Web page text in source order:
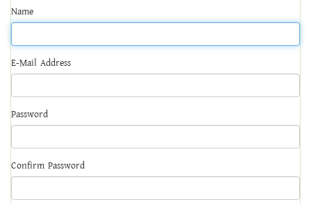
Name
E-Mail Address
Password
Confirm Password